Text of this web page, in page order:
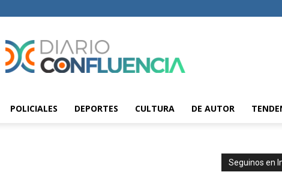
Diario
POLICIALES DEPORTES CULTURA DE AUTOR
Seguinos en